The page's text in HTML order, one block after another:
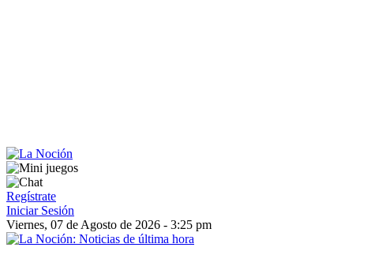
Regístrate
Iniciar Sesión
Viernes, 07 de Agosto de 2026 - 3:25 pm